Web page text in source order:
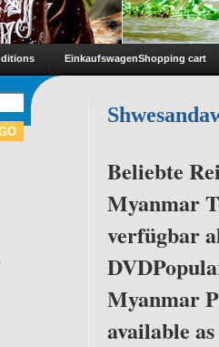
EinkaufswagenShopping cart
Beliebte
Myanmar
verfügbar
DVD
Myanmar
available